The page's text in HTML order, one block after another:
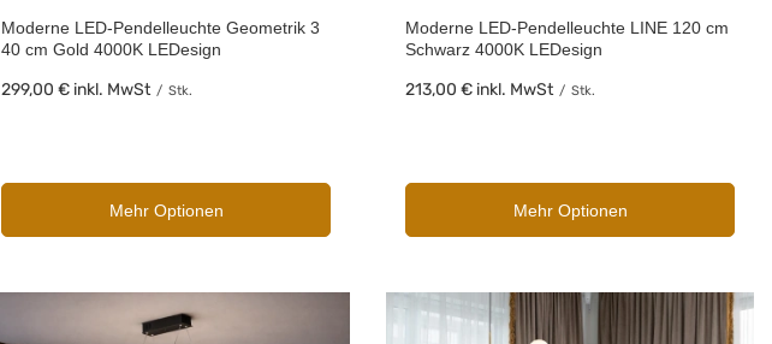
Moderne LED-Pendelleuchte Geometrik 3
40 cm Gold 4000K LEDesign
299,00 € inkl. MwSt / Stk.
Mehr Optionen
Moderne LED-Pendelleuchte LINE 120 cm
Schwarz 4000K LEDesign
213,00 € inkl. MwSt / Stk.
Mehr Optionen